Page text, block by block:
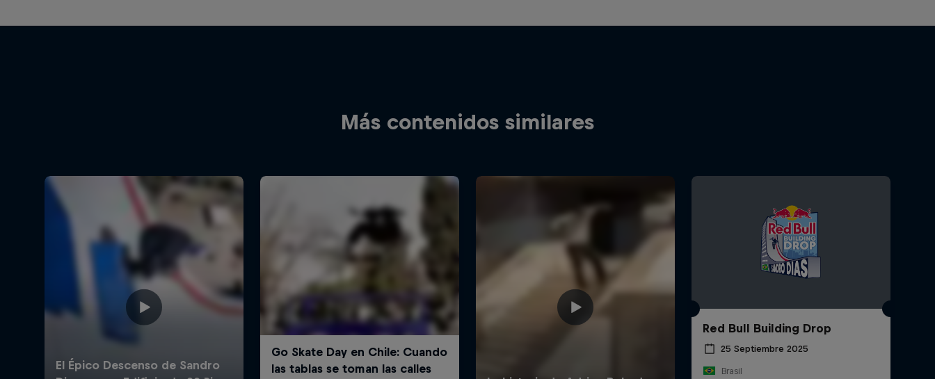
Más contenidos similares
Red Bull Building Drop
25 Septiembre 2025
Brasil